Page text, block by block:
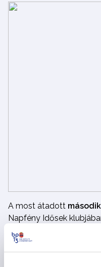
A most átadott
Napfény Idősek
egyidőben 7 fő
7.820.000 Ft volt.